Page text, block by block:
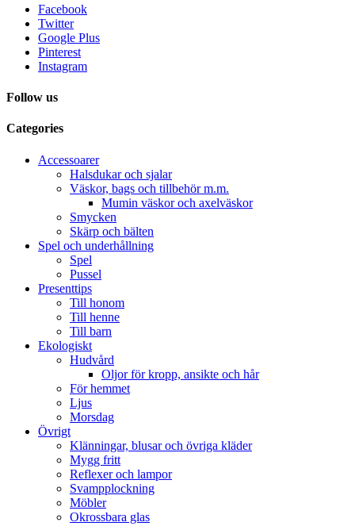
Facebook
Twitter
Google Plus
Pinterest
Instagram
Follow us
Categories
Accessoarer
Halsdukar och sjalar
Väskor, bags och tillbehör m.m.
Mumin väskor och axelväskor
Smycken
Skärp och bälten
Spel och underhållning
Spel
Pussel
Presenttips
Till honom
Till henne
Till barn
Ekologiskt
Hudvård
Oljor för kropp, ansikte och hår
För hemmet
Ljus
Morsdag
Övrigt
Klänningar, blusar och övriga kläder
Mygg fritt
Reflexer och lampor
Svampplockning
Möbler
Okrossbara glas